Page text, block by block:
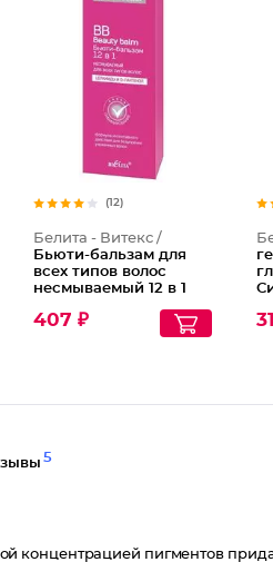
(12)
Белита - Витекс /
Бьюти-бальзам для
всех типов волос
несмываемый 12 в 1
407 ₽
5
концентрацией пигментов